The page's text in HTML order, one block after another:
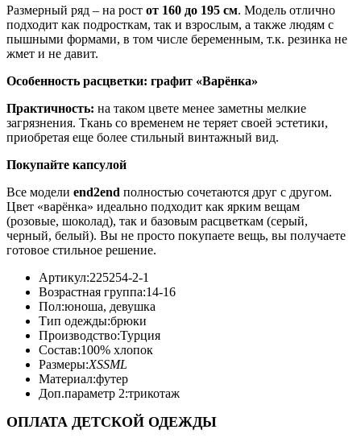
Размерный ряд – на рост от 160 до 195 см. Модель отлично
подходит как подросткам, так и взрослым, а также людям с
пышными формами, в том числе беременным, т.к. резинка не
жмет и не давит.
Особенность расцветки: графит «Варёнка»
Практичность: на таком цвете менее заметны мелкие
загрязнения. Ткань со временем не теряет своей эстетики,
приобретая еще более стильный винтажный вид.
Покупайте капсулой
Все модели end2end полностью сочетаются друг с другом.
Цвет «варёнка» идеально подходит как ярким вещам
(розовые, шоколад), так и базовым расцветкам (серый,
черный, белый). Вы не просто покупаете вещь, вы получаете
готовое стильное решение.
Артикул:225254-2-1
Возрастная группа:14-16
Пол:юноша, девушка
Тип одежды:брюки
Производство:Турция
Состав:100% хлопок
Размеры:XSSML
Материал:футер
Доп.параметр 2:трикотаж
ОПЛАТА ДЕТСКОЙ ОДЕЖДЫ